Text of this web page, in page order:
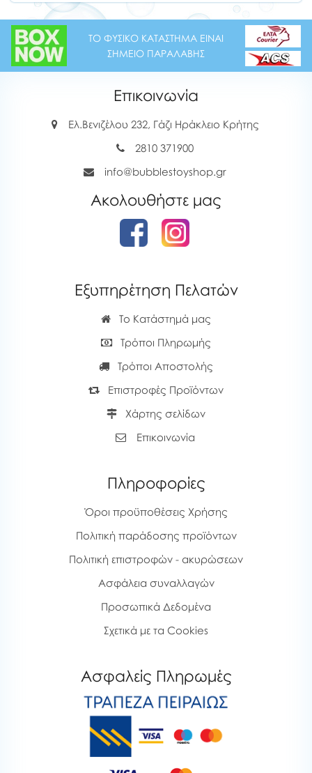
ΤΟ ΦΥΣΙΚΟ ΚΑΤΑΣΤΗΜΑ ΕΙΝΑΙ
ΣΗΜΕΙΟ ΠΑΡΑΛΑΒΗΣ
Επικοινωνία
Ελ.Βενιζέλου 232, Γάζι Ηράκλειο Κρήτης
2810 371900
info@bubblestoyshop.gr
Ακολουθήστε μας
Εξυπηρέτηση Πελατών
Το Κατάστημά μας
Τρόποι Πληρωμής
Τρόποι Αποστολής
Επιστροφές Προϊόντων
Χάρτης σελίδων
Επικοινωνία
Πληροφορίες
Όροι προϋποθέσεις Χρήσης
Πολιτική παράδοσης προϊόντων
Πολιτική επιστροφών - ακυρώσεων
Ασφάλεια συναλλαγών
Προσωπικά Δεδομένα
Σχετικά με τα Cookies
Ασφαλείς Πληρωμές